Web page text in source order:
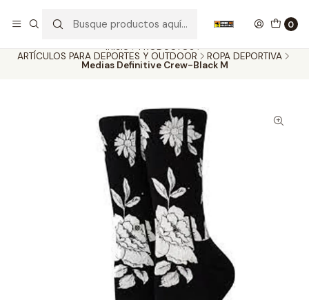
0
Inicio
PRODUCTOS
ARTÍCULOS PARA DEPORTES Y OUTDOOR
ROPA DEPORTIVA
Medias Definitive Crew-Black M